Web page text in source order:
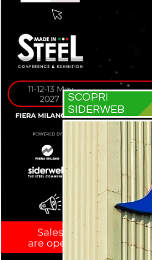
SCOPRI
SIDERWEB